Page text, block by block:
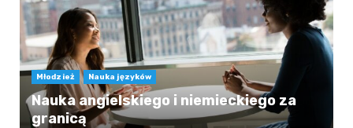
Młodzież Nauka języków
Nauka angielskiego i niemieckiego za
granicą